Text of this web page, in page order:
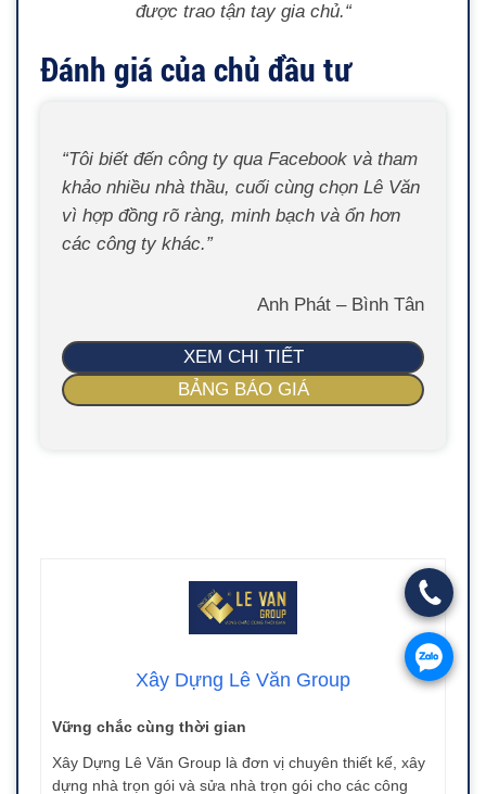
được trao tận tay gia chủ.“
Đánh giá của chủ đầu tư
“Tôi biết đến công ty qua Facebook và tham
khảo nhiều nhà thầu, cuối cùng chọn Lê Văn
vì hợp đồng rõ ràng, minh bạch và ổn hơn
các công ty khác.”
Anh Phát – Bình Tân
XEM CHI TIẾT
BẢNG BÁO GIÁ
Xây Dựng Lê Văn Group
Vững chắc cùng thời gian
Xây Dựng Lê Văn Group là đơn vị chuyên thiết kế, xây
dựng nhà trọn gói và sửa nhà trọn gói cho các công